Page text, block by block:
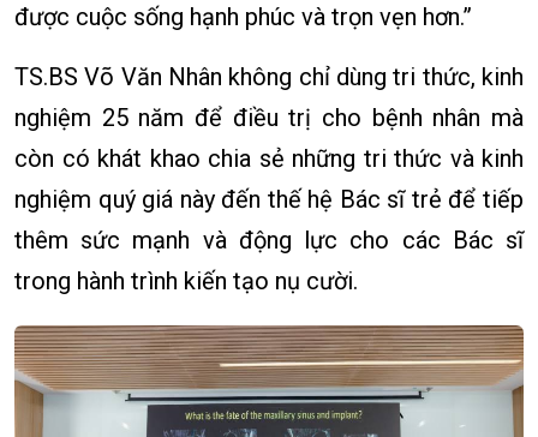
được cuộc sống hạnh phúc và trọn vẹn hơn.”
TS.BS Võ Văn Nhân không chỉ dùng tri thức, kinh
nghiệm 25 năm để điều trị cho bệnh nhân mà
còn có khát khao chia sẻ những tri thức và kinh
nghiệm quý giá này đến thế hệ Bác sĩ trẻ để tiếp
thêm sức mạnh và động lực cho các Bác sĩ
trong hành trình kiến tạo nụ cười.